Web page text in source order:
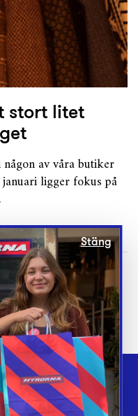
stort litet
av våra butiker
ligger fokus på
Stäng